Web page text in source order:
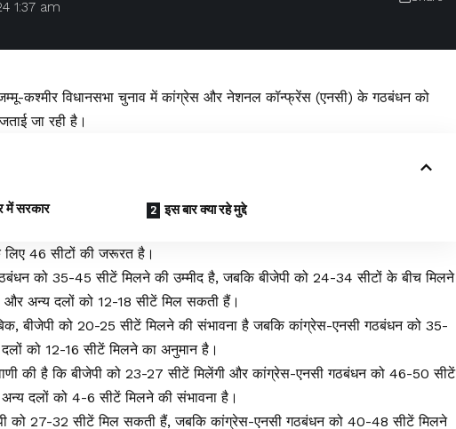
1:37 am
कश्मीर विधानसभा चुनाव में कांग्रेस और नेशनल कॉन्फ्रेंस (एनसी) के गठबंधन को
जा रही है।
में सरकार इस बार क्या रहे मुद्दे
लिए 46 सीटों की जरूरत है।
को 35-45 सीटें मिलने की उम्मीद है, जबकि बीजेपी को 24-34 सीटों के बीच मिलने
और अन्य दलों को 12-18 सीटें मिल सकती हैं।
बीजेपी को 20-25 सीटें मिलने की संभावना है जबकि कांग्रेस-एनसी गठबंधन को 35-
को 12-16 सीटें मिलने का अनुमान है।
की है कि बीजेपी को 23-27 सीटें मिलेंगी और कांग्रेस-एनसी गठबंधन को 46-50 सीटें
दलों को 4-6 सीटें मिलने की संभावना है।
को 27-32 सीटें मिल सकती हैं, जबकि कांग्रेस-एनसी गठबंधन को 40-48 सीटें मिलने